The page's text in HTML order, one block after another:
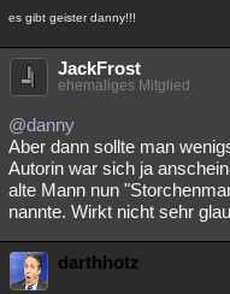
es gibt geister danny!!!
JackFrost
ehemaliges Mitglied
@danny
Aber dann sollte man
Autorin war sich ja
alte Mann nun
nannte. Wirkt nicht sehr
darthhotz